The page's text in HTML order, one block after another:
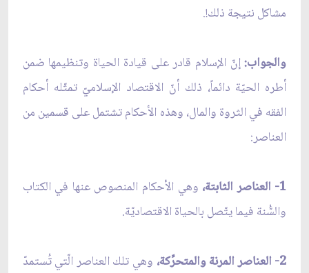
مشاكل نتيجة ذلك!.
والجواب:إنّ الإسلام قادر على قيادة الحياة وتنظيمها ضمن
أطره الحيّة دائماً، ذلك أنّ الاقتصاد الإسلاميّ تمثّله أحكام
الفقه في الثروة والمال، وهذه الأحكام تشتمل على قسمين من
العناصر:
1- العناصر الثابتة،
وهي الأحكام المنصوص عنها في الكتاب
والسُّنة فيما يتّصل بالحياة الاقتصاديّة.
2- العناصر المرنة والمتحرِّكة،
وهي تلك العناصر الّتي تُستمدّ